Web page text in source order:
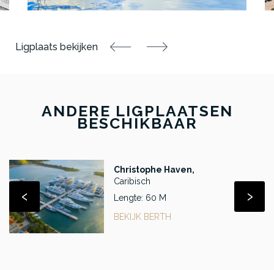
ANDERE LIGPLAATSEN
BESCHIKBAAR
Christophe Haven,
Caribisch
Lengte: 60 M
BEKIJK BERTH
‹ ›